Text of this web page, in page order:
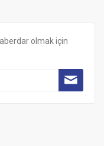
olmak için